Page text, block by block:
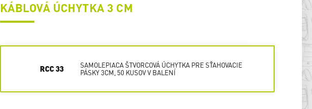
KÁBLOVÁ ÚCHYTKA 3 CM
RCC 33
SAMOLEPIACA ŠTVORCOVÁ ÚCHYTKA PRE SŤAHOVACIE
PÁSKY 3CM, 50 KUSOV V BALENÍ